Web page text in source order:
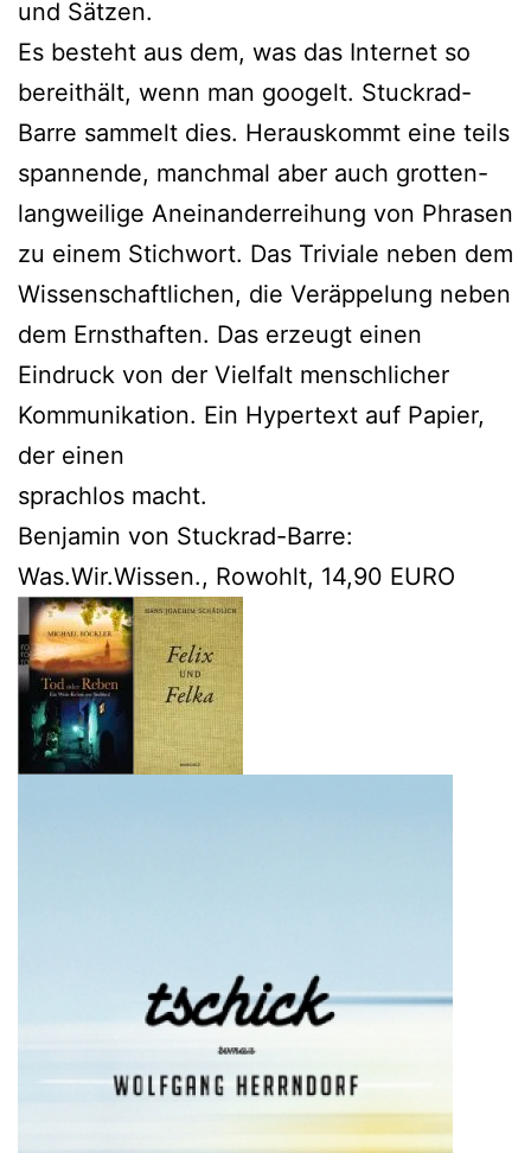
und Sätzen.
Es besteht aus dem, was das Internet so
bereithält, wenn man googelt. Stuckrad-
Barre sammelt dies. Herauskommt eine teils
spannende, manchmal aber auch grotten-
langweilige Aneinanderreihung von Phrasen
zu einem Stichwort. Das Triviale neben dem
Wissenschaftlichen, die Veräppelung neben
dem Ernsthaften. Das erzeugt einen
Eindruck von der Vielfalt menschlicher
Kommunikation. Ein Hypertext auf Papier,
der einen
sprachlos macht.
Benjamin von Stuckrad-Barre:
Was.Wir.Wissen., Rowohlt, 14,90 EURO